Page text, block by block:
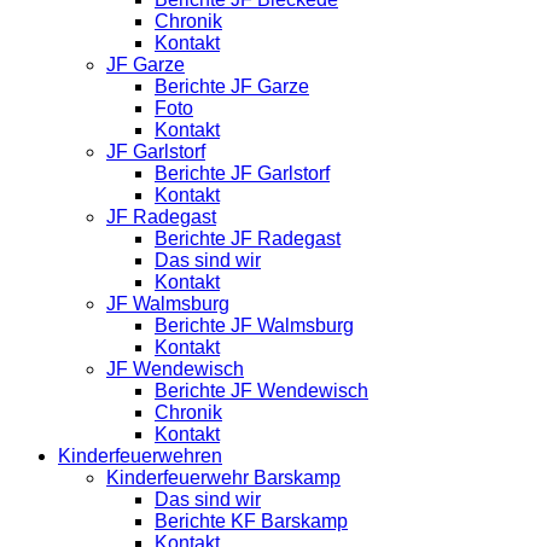
Chronik
Kontakt
JF Garze
Berichte JF Garze
Foto
Kontakt
JF Garlstorf
Berichte JF Garlstorf
Kontakt
JF Radegast
Berichte JF Radegast
Das sind wir
Kontakt
JF Walmsburg
Berichte JF Walmsburg
Kontakt
JF Wendewisch
Berichte JF Wendewisch
Chronik
Kontakt
Kinderfeuerwehren
Kinderfeuerwehr Barskamp
Das sind wir
Berichte KF Barskamp
Kontakt